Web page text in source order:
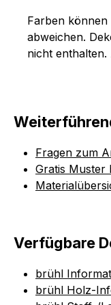
Farben können
abweichen.
nicht
Fragen zum
Gratis Muster
Verfügbare
brühl
brühl Holz-